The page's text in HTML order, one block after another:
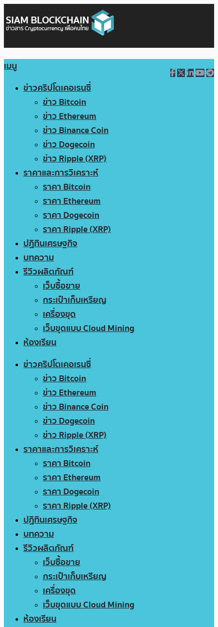
เมนู
ข่าวคริปโตเคอเรนซี่
ข่าว Bitcoin
ข่าว Ethereum
ข่าว Binance Coin
ข่าว Dogecoin
ข่าว Ripple (XRP)
ราคาและการวิเคราะห์
ราคา Bitcoin
ราคา Ethereum
ราคา Dogecoin
ราคา Ripple (XRP)
ปฏิทินเศรษฐกิจ
บทความ
รีวิวผลิตภัณฑ์
เว็บซื้อขาย
กระเป๋าเก็บเหรียญ
เครื่องขุด
เว็บขุดแบบ Cloud Mining
ห้องเรียน
ข่าวคริปโตเคอเรนซี่
ข่าว Bitcoin
ข่าว Ethereum
ข่าว Binance Coin
ข่าว Dogecoin
ข่าว Ripple (XRP)
ราคาและการวิเคราะห์
ราคา Bitcoin
ราคา Ethereum
ราคา Dogecoin
ราคา Ripple (XRP)
ปฏิทินเศรษฐกิจ
บทความ
รีวิวผลิตภัณฑ์
เว็บซื้อขาย
กระเป๋าเก็บเหรียญ
เครื่องขุด
เว็บขุดแบบ Cloud Mining
ห้องเรียน